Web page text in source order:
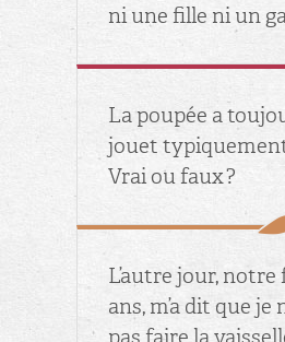
ni une fille ni un
La pou­pée a
jouet
Vrai ou faux ?
L’autre jour, notre
ans, m’a dit que je